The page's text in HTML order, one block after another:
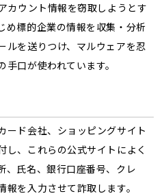
カウント情報を窃取しようとす
め標的企業の情報を収集・分析
ルを送りつけ、マルウェアを忍
口が使われています。
ード会社、ショッピングサイト
し、これらの公式サイトによく
、氏名、銀行口座番号、クレ
を入力させて詐取します。